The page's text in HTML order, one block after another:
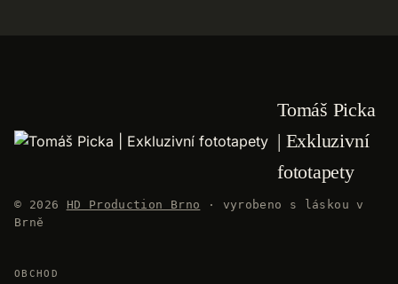
Tomáš Picka
| Exkluzivní
fototapety
© 2026 HD Production Brno · vyrobeno s láskou v
Brně
OBCHOD